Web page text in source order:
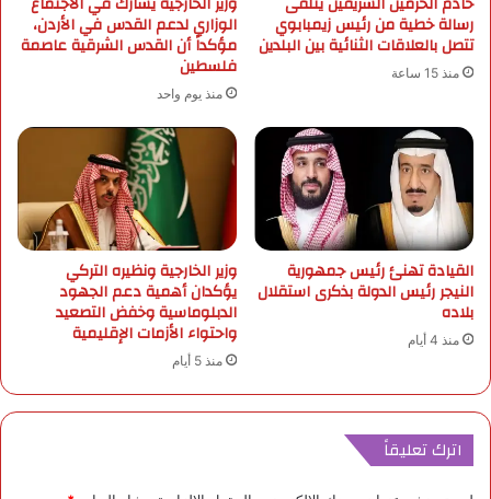
ن
س
و
ا
ف
ا
ع
ا
ل
م
د
ي
ا
ل
ة
ت
أ
ه
ي
ل
ي
ة
ذ
و
ي
رسالة خطية من رئيس زيمبابوي
تتصل بالعلاقات الثنائية بين البلدين
منذ 15 ساعة
الوزاري لدعم القدس في الأردن،
مؤكداً أن القدس الشرقية عاصمة
فلسطين
منذ يوم واحد
القيادة تهنئ رئيس جمهورية
النيجر رئيس الدولة بذكرى استقلال
بلاده
منذ 4 أيام
وزير الخارجية ونظيره التركي
يؤكدان أهمية دعم الجهود
الدبلوماسية وخفض التصعيد
واحتواء الأزمات الإقليمية
منذ 5 أيام
اترك تعليقاً